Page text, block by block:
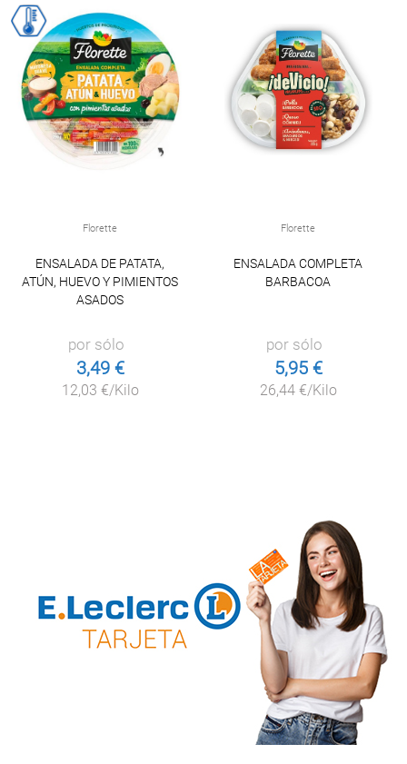
Florette
ENSALADA DE PATATA,
ATÚN, HUEVO Y PIMIENTOS
ASADOS
por sólo
3,49 €
12,03 €/Kilo
Florette
ENSALADA COMPLETA
BARBACOA
por sólo
5,95 €
26,44 €/Kilo